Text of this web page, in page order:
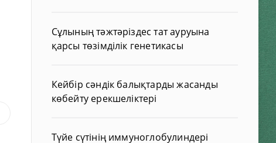
Сұлының тәжтәріздес тат ауруына
қарсы төзімділік генетикасы
Кейбір сәндік балықтарды жасанды
көбейту ерекшеліктері
Түйе сүтінің иммуноглобулиндері